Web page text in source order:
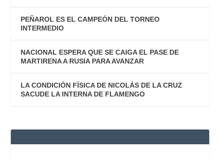
PEÑAROL ES EL CAMPEÓN DEL TORNEO
INTERMEDIO
NACIONAL ESPERA QUE SE CAIGA EL PASE DE
MARTIRENA A RUSIA PARA AVANZAR
LA CONDICIÓN FÍSICA DE NICOLÁS DE LA CRUZ
SACUDE LA INTERNA DE FLAMENGO